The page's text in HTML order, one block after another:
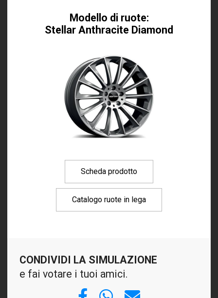
Modello di ruote:
Stellar Anthracite Diamond
Scheda prodotto
Catalogo ruote in lega
CONDIVIDI LA SIMULAZIONE
e fai votare i tuoi amici.